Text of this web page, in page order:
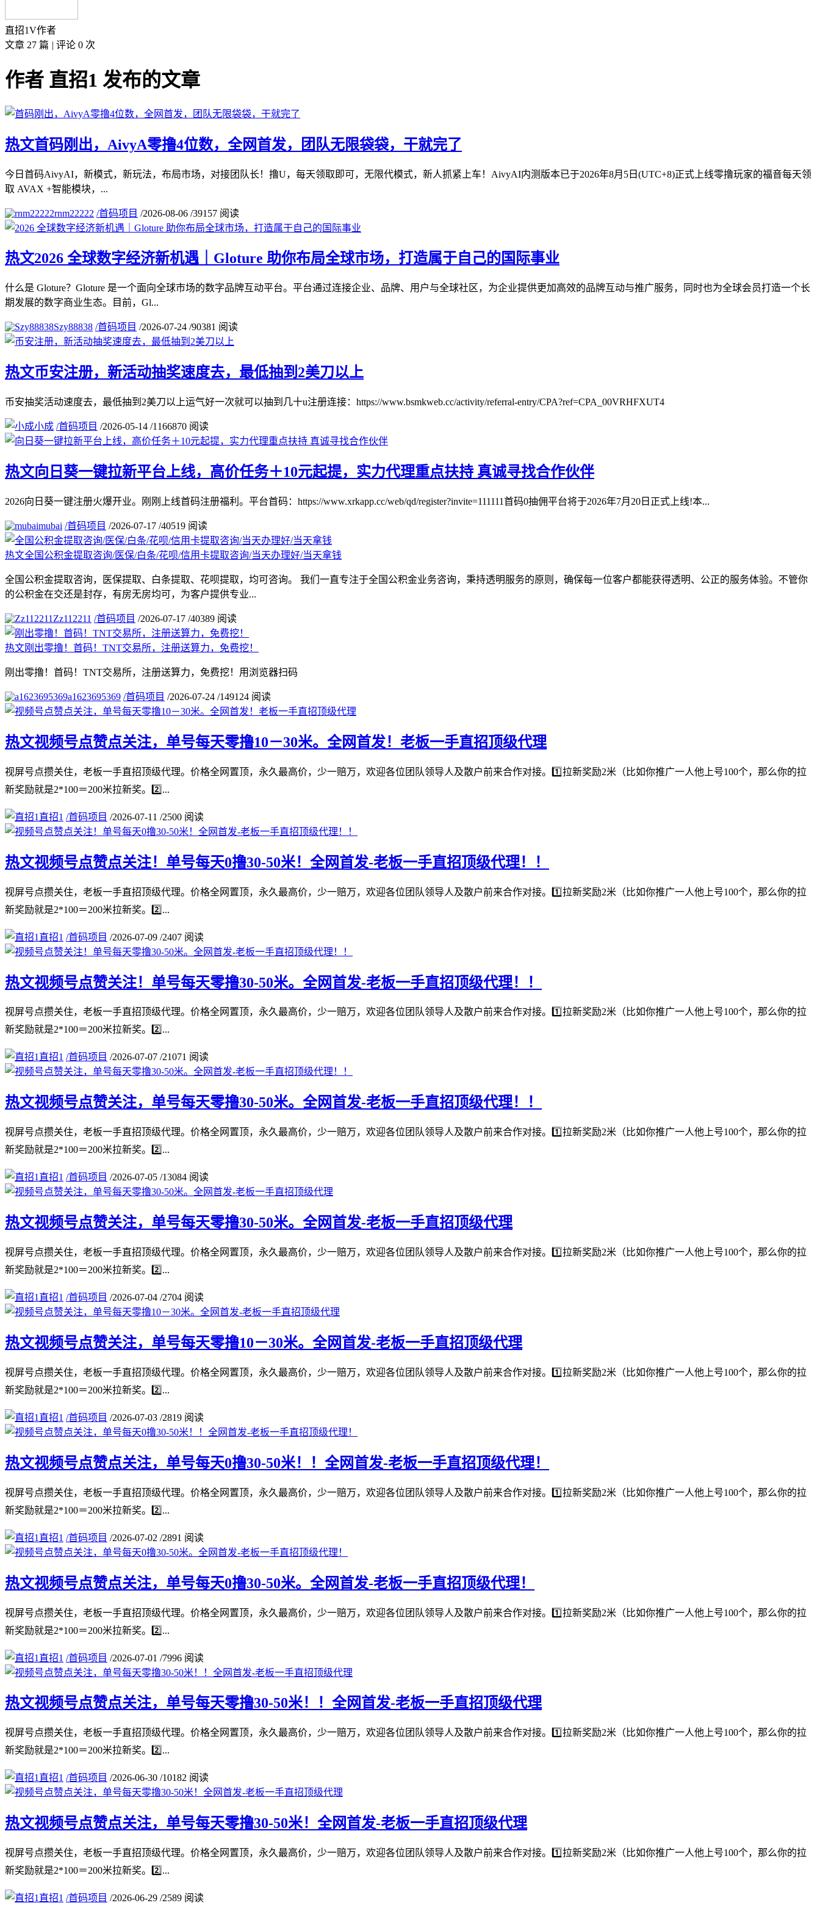
直招1V作者
文章 27 篇 | 评论 0 次
作者 直招1 发布的文章
热文首码刚出，AivyA零撸4位数，全网首发，团队无限袋袋，干就完了
今日首码AivyAI，新模式，新玩法，布局市场，对接团队长！撸U，每天领取即可，无限代模式，新人抓紧上车！AivyAI内测版本已于2026年8月5日(UTC+8)正式上线零撸玩家的福音每天领
取 AVAX +智能模块，...
rnm22222 /首码项目 /2026-08-06 /39157 阅读
热文2026 全球数字经济新机遇｜Gloture 助你布局全球市场，打造属于自己的国际事业
什么是 Gloture？Gloture 是一个面向全球市场的数字品牌互动平台。平台通过连接企业、品牌、用户与全球社区，为企业提供更加高效的品牌互动与推广服务，同时也为全球会员打造一个长
期发展的数字商业生态。目前，Gl...
Szy88838 /首码项目 /2026-07-24 /90381 阅读
热文币安注册，新活动抽奖速度去，最低抽到2美刀以上
币安抽奖活动速度去，最低抽到2美刀以上运气好一次就可以抽到几十u注册连接：https://www.bsmkweb.cc/activity/referral-entry/CPA?ref=CPA_00VRHFXUT4
小成 /首码项目 /2026-05-14 /1166870 阅读
热文向日葵一键拉新平台上线，高价任务＋10元起提，实力代理重点扶持 真诚寻找合作伙伴
2026向日葵一键注册火爆开业。刚刚上线首码注册福利。平台首码：https://www.xrkapp.cc/web/qd/register?invite=111111首码0抽佣平台将于2026年7月20日正式上线!本...
mubai /首码项目 /2026-07-17 /40519 阅读
热文全国公积金提取咨询/医保/白条/花呗/信用卡提取咨询/当天办理好/当天拿钱
全国公积金提取咨询，医保提取、白条提取、花呗提取，均可咨询。 我们一直专注于全国公积金业务咨询，秉持透明服务的原则，确保每一位客户都能获得透明、公正的服务体验。不管你
的公积金在交还是封存，有房无房均可，为客户提供专业...
Zz112211 /首码项目 /2026-07-17 /40389 阅读
热文刚出零撸！首码！TNT交易所，注册送算力，免费挖！
刚出零撸！首码！TNT交易所，注册送算力，免费挖！用浏览器扫码
a1623695369 /首码项目 /2026-07-24 /149124 阅读
热文视频号点赞点关注，单号每天零撸10－30米。全网首发！老板一手直招顶级代理
视屏号点攒关住，老板一手直招顶级代理。价格全网置顶，永久最高价，少一赔万，欢迎各位团队领导人及散户前来合作对接。1️⃣拉新奖励2米（比如你推广一人他上号100个，那么你的拉
新奖励就是2*100＝200米拉新奖。2️⃣...
直招1 /首码项目 /2026-07-11 /2500 阅读
热文视频号点赞点关注！单号每天0撸30-50米！全网首发-老板一手直招顶级代理！！
视屏号点攒关住，老板一手直招顶级代理。价格全网置顶，永久最高价，少一赔万，欢迎各位团队领导人及散户前来合作对接。1️⃣拉新奖励2米（比如你推广一人他上号100个，那么你的拉
新奖励就是2*100＝200米拉新奖。2️⃣...
直招1 /首码项目 /2026-07-09 /2407 阅读
热文视频号点赞关注！单号每天零撸30-50米。全网首发-老板一手直招顶级代理！！
视屏号点攒关住，老板一手直招顶级代理。价格全网置顶，永久最高价，少一赔万，欢迎各位团队领导人及散户前来合作对接。1️⃣拉新奖励2米（比如你推广一人他上号100个，那么你的拉
新奖励就是2*100＝200米拉新奖。2️⃣...
直招1 /首码项目 /2026-07-07 /21071 阅读
热文视频号点赞关注，单号每天零撸30-50米。全网首发-老板一手直招顶级代理！！
视屏号点攒关住，老板一手直招顶级代理。价格全网置顶，永久最高价，少一赔万，欢迎各位团队领导人及散户前来合作对接。1️⃣拉新奖励2米（比如你推广一人他上号100个，那么你的拉
新奖励就是2*100＝200米拉新奖。2️⃣...
直招1 /首码项目 /2026-07-05 /13084 阅读
热文视频号点赞关注，单号每天零撸30-50米。全网首发-老板一手直招顶级代理
视屏号点攒关住，老板一手直招顶级代理。价格全网置顶，永久最高价，少一赔万，欢迎各位团队领导人及散户前来合作对接。1️⃣拉新奖励2米（比如你推广一人他上号100个，那么你的拉
新奖励就是2*100＝200米拉新奖。2️⃣...
直招1 /首码项目 /2026-07-04 /2704 阅读
热文视频号点赞关注，单号每天零撸10－30米。全网首发-老板一手直招顶级代理
视屏号点攒关住，老板一手直招顶级代理。价格全网置顶，永久最高价，少一赔万，欢迎各位团队领导人及散户前来合作对接。1️⃣拉新奖励2米（比如你推广一人他上号100个，那么你的拉
新奖励就是2*100＝200米拉新奖。2️⃣...
直招1 /首码项目 /2026-07-03 /2819 阅读
热文视频号点赞点关注，单号每天0撸30-50米！！全网首发-老板一手直招顶级代理！
视屏号点攒关住，老板一手直招顶级代理。价格全网置顶，永久最高价，少一赔万，欢迎各位团队领导人及散户前来合作对接。1️⃣拉新奖励2米（比如你推广一人他上号100个，那么你的拉
新奖励就是2*100＝200米拉新奖。2️⃣...
直招1 /首码项目 /2026-07-02 /2891 阅读
热文视频号点赞点关注，单号每天0撸30-50米。全网首发-老板一手直招顶级代理！
视屏号点攒关住，老板一手直招顶级代理。价格全网置顶，永久最高价，少一赔万，欢迎各位团队领导人及散户前来合作对接。1️⃣拉新奖励2米（比如你推广一人他上号100个，那么你的拉
新奖励就是2*100＝200米拉新奖。2️⃣...
直招1 /首码项目 /2026-07-01 /7996 阅读
热文视频号点赞点关注，单号每天零撸30-50米！！全网首发-老板一手直招顶级代理
视屏号点攒关住，老板一手直招顶级代理。价格全网置顶，永久最高价，少一赔万，欢迎各位团队领导人及散户前来合作对接。1️⃣拉新奖励2米（比如你推广一人他上号100个，那么你的拉
新奖励就是2*100＝200米拉新奖。2️⃣...
直招1 /首码项目 /2026-06-30 /10182 阅读
热文视频号点赞点关注，单号每天零撸30-50米！全网首发-老板一手直招顶级代理
视屏号点攒关住，老板一手直招顶级代理。价格全网置顶，永久最高价，少一赔万，欢迎各位团队领导人及散户前来合作对接。1️⃣拉新奖励2米（比如你推广一人他上号100个，那么你的拉
新奖励就是2*100＝200米拉新奖。2️⃣...
直招1 /首码项目 /2026-06-29 /2589 阅读